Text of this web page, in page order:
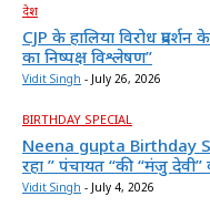
देश
CJP के हालिया विरोध
का निष्पक्ष विश्लेषण”
Vidit Singh - July 26, 2026
BIRTHDAY SPECIAL
Neena gupta Birthday
रहा ” पंचायत “की “मंजु
Vidit Singh - July 4, 2026